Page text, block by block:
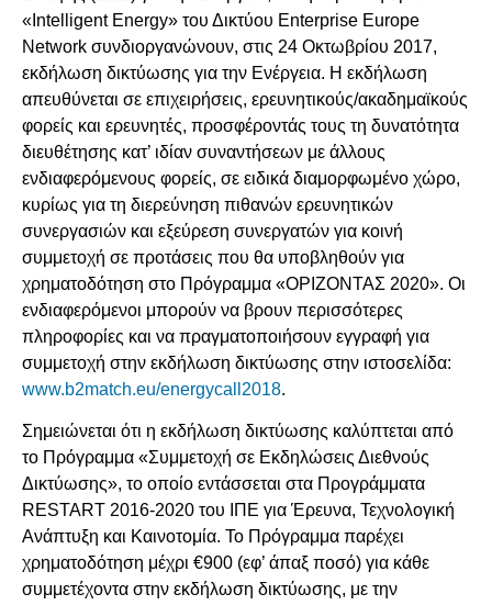
«Intelligent Energy» του Δικτύου Enterprise Europe
Network συνδιοργανώνουν, στις 24 Οκτωβρίου 2017,
εκδήλωση δικτύωσης για την Ενέργεια. Η εκδήλωση
απευθύνεται σε επιχειρήσεις, ερευνητικούς/ακαδημαϊκούς
φορείς και ερευνητές, προσφέροντάς τους τη δυνατότητα
διευθέτησης κατ’ ιδίαν συναντήσεων με άλλους
ενδιαφερόμενους φορείς, σε ειδικά διαμορφωμένο χώρο,
κυρίως για τη διερεύνηση πιθανών ερευνητικών
συνεργασιών και εξεύρεση συνεργατών για κοινή
συμμετοχή σε προτάσεις που θα υποβληθούν για
χρηματοδότηση στο Πρόγραμμα «ΟΡΙΖΟΝΤΑΣ 2020». Οι
ενδιαφερόμενοι μπορούν να βρουν περισσότερες
πληροφορίες και να πραγματοποιήσουν εγγραφή για
συμμετοχή στην εκδήλωση δικτύωσης στην ιστοσελίδα:
www.b2match.eu/energycall2018.
Σημειώνεται ότι η εκδήλωση δικτύωσης καλύπτεται από
το Πρόγραμμα «Συμμετοχή σε Εκδηλώσεις Διεθνούς
Δικτύωσης», το οποίο εντάσσεται στα Προγράμματα
RESTART 2016-2020 του ΙΠΕ για Έρευνα, Τεχνολογική
Ανάπτυξη και Καινοτομία. Το Πρόγραμμα παρέχει
χρηματοδότηση μέχρι €900 (εφ’ άπαξ ποσό) για κάθε
συμμετέχοντα στην εκδήλωση δικτύωσης, με την